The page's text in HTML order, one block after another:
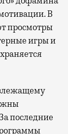
В
просмотры
игры и
последние